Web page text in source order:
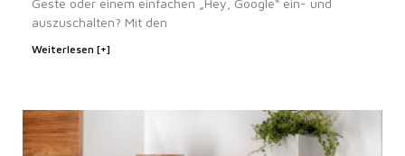
auszuschalten? Mit den
Weiterlesen [+]